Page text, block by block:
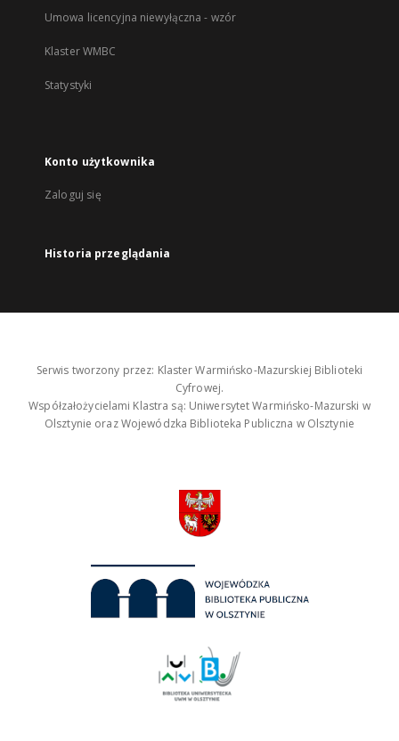
Umowa licencyjna niewyłączna - wzór
Klaster WMBC
Statystyki
Konto użytkownika
Zaloguj się
Historia przeglądania
Serwis tworzony przez: Klaster Warmińsko-Mazurskiej Biblioteki
Cyfrowej.
Współzałożycielami Klastra są: Uniwersytet Warmińsko-Mazurski w
Olsztynie oraz Wojewódzka Biblioteka Publiczna w Olsztynie